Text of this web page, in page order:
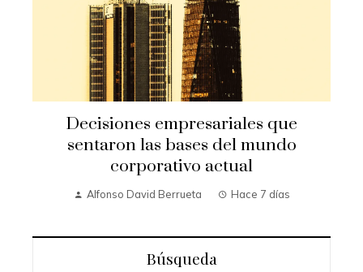
Decisiones empresariales que
sentaron las bases del mundo
corporativo actual
Alfonso David Berrueta Hace 7 días
Búsqueda